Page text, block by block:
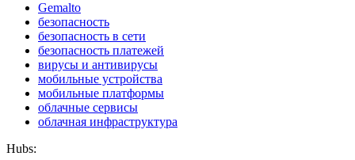
Gemalto
безопасность
безопасность в сети
безопасность платежей
вирусы и антивирусы
мобильные устройства
мобильные платформы
облачные сервисы
облачная инфраструктура
Hubs: